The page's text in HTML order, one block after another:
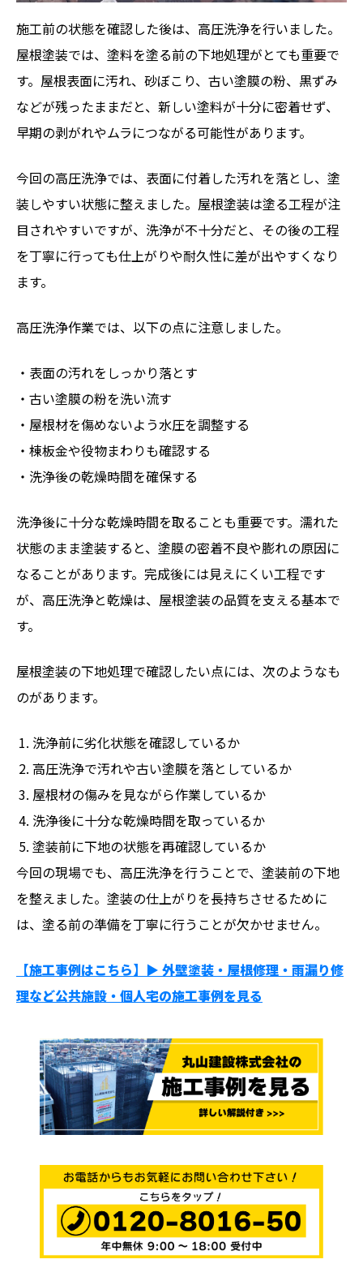
施工前の状態を確認した後は、高圧洗浄を行いました。
屋根塗装では、塗料を塗る前の下地処理がとても重要で
す。屋根表面に汚れ、砂ぼこり、古い塗膜の粉、黒ずみ
などが残ったままだと、新しい塗料が十分に密着せず、
早期の剥がれやムラにつながる可能性があります。
今回の高圧洗浄では、表面に付着した汚れを落とし、塗
装しやすい状態に整えました。屋根塗装は塗る工程が注
目されやすいですが、洗浄が不十分だと、その後の工程
を丁寧に行っても仕上がりや耐久性に差が出やすくなり
ます。
高圧洗浄作業では、以下の点に注意しました。
・表面の汚れをしっかり落とす
・古い塗膜の粉を洗い流す
・屋根材を傷めないよう水圧を調整する
・棟板金や役物まわりも確認する
・洗浄後の乾燥時間を確保する
洗浄後に十分な乾燥時間を取ることも重要です。濡れた
状態のまま塗装すると、塗膜の密着不良や膨れの原因に
なることがあります。完成後には見えにくい工程です
が、高圧洗浄と乾燥は、屋根塗装の品質を支える基本で
す。
屋根塗装の下地処理で確認したい点には、次のようなも
のがあります。
洗浄前に劣化状態を確認しているか
高圧洗浄で汚れや古い塗膜を落としているか
屋根材の傷みを見ながら作業しているか
洗浄後に十分な乾燥時間を取っているか
塗装前に下地の状態を再確認しているか
今回の現場でも、高圧洗浄を行うことで、塗装前の下地
を整えました。塗装の仕上がりを長持ちさせるために
は、塗る前の準備を丁寧に行うことが欠かせません。
【施工事例はこちら】▶︎ 外壁塗装・屋根修理・雨漏り修
理など公共施設・個人宅の施工事例を見る